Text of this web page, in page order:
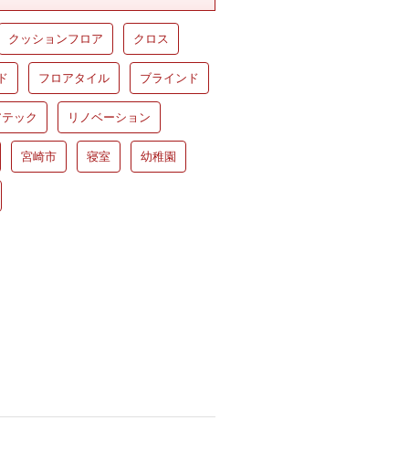
クッションフロア クロス
フロアタイル ブラインド
テック リノベーション
宮崎市 寝室 幼稚園